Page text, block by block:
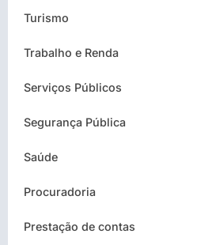
Turismo
Trabalho e Renda
Serviços Públicos
Segurança Pública
Saúde
Procuradoria
Prestação de contas